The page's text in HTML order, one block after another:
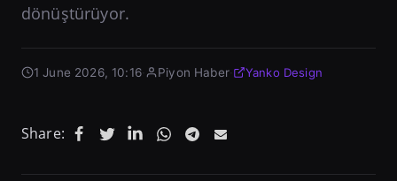
dönüştürüyor.
1 June 2026, 10:16· Piyon Haber· Yanko Design
Share: